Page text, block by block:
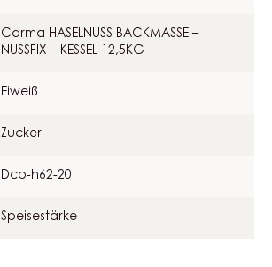
Carma HASELNUSS BACKMASSE –
NUSSFIX – KESSEL 12,5KG
Eiweiß
Zucker
Dcp-h62-20
Speisestärke